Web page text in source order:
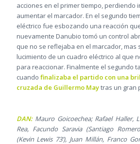
acciones en el primer tiempo, perdiendo
aumentar el marcador. En el segundo
eléctrico fue esbozando una reacción
nuevamente Danubio tomó un control
que no se reflejaba en el marcador, mas
lucimiento de un cuadro eléctrico al que
para reaccionar. Finalmente el segundo
cuando finalizaba el partido con una
cruzada de Guillermo Maytras un gran
DAN:Mauro Goicoechea; Rafael Haller,
Rea, Facundo Saravia (Santiago
(Kevin Lewis 73’), Juan Millán, Franco